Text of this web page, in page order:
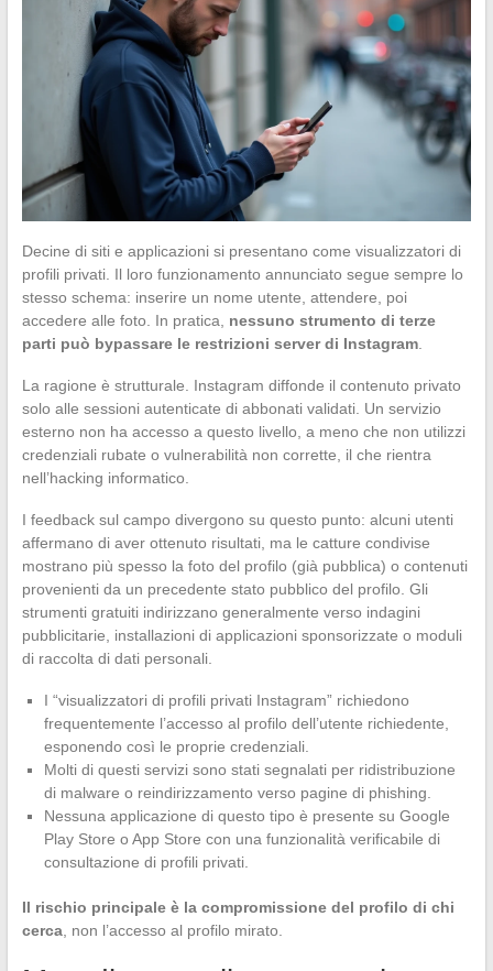
Decine di siti e applicazioni si presentano come visualizzatori di
profili privati. Il loro funzionamento annunciato segue sempre lo
stesso schema: inserire un nome utente, attendere, poi
accedere alle foto. In pratica, nessuno strumento di terze
parti può bypassare le restrizioni server di Instagram.
La ragione è strutturale. Instagram diffonde il contenuto privato
solo alle sessioni autenticate di abbonati validati. Un servizio
esterno non ha accesso a questo livello, a meno che non utilizzi
credenziali rubate o vulnerabilità non corrette, il che rientra
nell’hacking informatico.
I feedback sul campo divergono su questo punto: alcuni utenti
affermano di aver ottenuto risultati, ma le catture condivise
mostrano più spesso la foto del profilo (già pubblica) o contenuti
provenienti da un precedente stato pubblico del profilo. Gli
strumenti gratuiti indirizzano generalmente verso indagini
pubblicitarie, installazioni di applicazioni sponsorizzate o moduli
di raccolta di dati personali.
I “visualizzatori di profili privati Instagram” richiedono
frequentemente l’accesso al profilo dell’utente richiedente,
esponendo così le proprie credenziali.
Molti di questi servizi sono stati segnalati per ridistribuzione
di malware o reindirizzamento verso pagine di phishing.
Nessuna applicazione di questo tipo è presente su Google
Play Store o App Store con una funzionalità verificabile di
consultazione di profili privati.
Il rischio principale è la compromissione del profilo di chi
cerca, non l’accesso al profilo mirato.